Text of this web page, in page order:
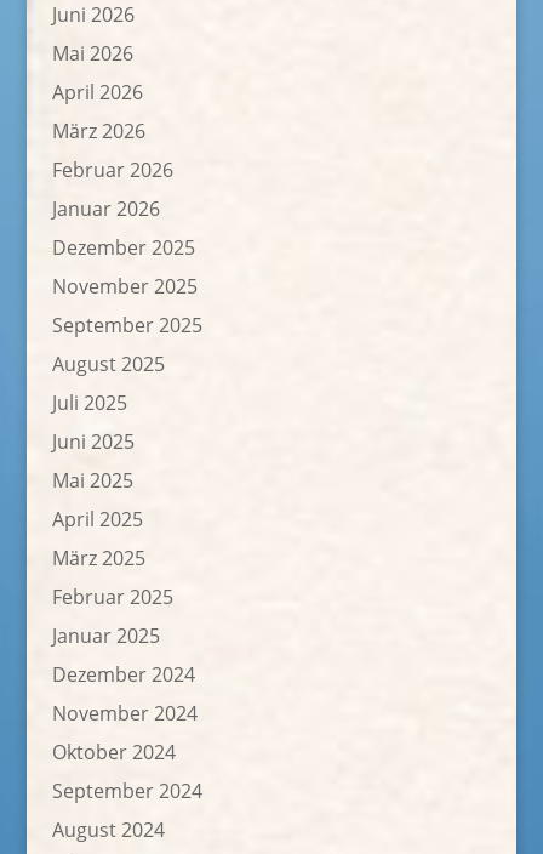
Juni 2026
Mai 2026
April 2026
März 2026
Februar 2026
Januar 2026
Dezember 2025
November 2025
September 2025
August 2025
Juli 2025
Juni 2025
Mai 2025
April 2025
März 2025
Februar 2025
Januar 2025
Dezember 2024
November 2024
Oktober 2024
September 2024
August 2024